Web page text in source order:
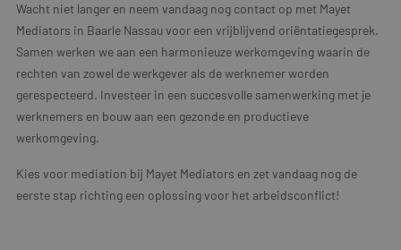
Wacht niet langer en neem vandaag nog contact op met Mayet
Mediators in Baarle Nassau voor een vrijblijvend oriëntatiegesprek.
Samen werken we aan een harmonieuze werkomgeving waarin de
rechten van zowel de werkgever als de werknemer worden
gerespecteerd. Investeer in een succesvolle samenwerking met je
werknemers en bouw aan een gezonde en productieve
werkomgeving.
Kies voor mediation bij Mayet Mediators en zet vandaag nog de
eerste stap richting een oplossing voor het arbeidsconflict!